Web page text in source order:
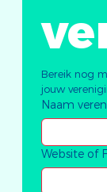
Bereik nog
jouw
Naam
Website of